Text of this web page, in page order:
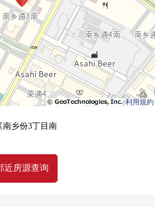
容
，可以自己的家根据喜好的的建
予帮助的━━━━━・・・
有意向，请跟我们联系。
利用規約
南乡份3丁目南
近房源查询